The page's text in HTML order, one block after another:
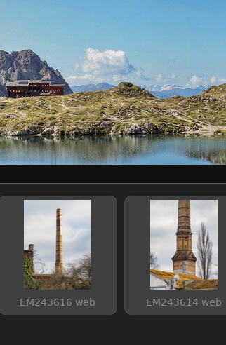
EM243616 web EM243614 web